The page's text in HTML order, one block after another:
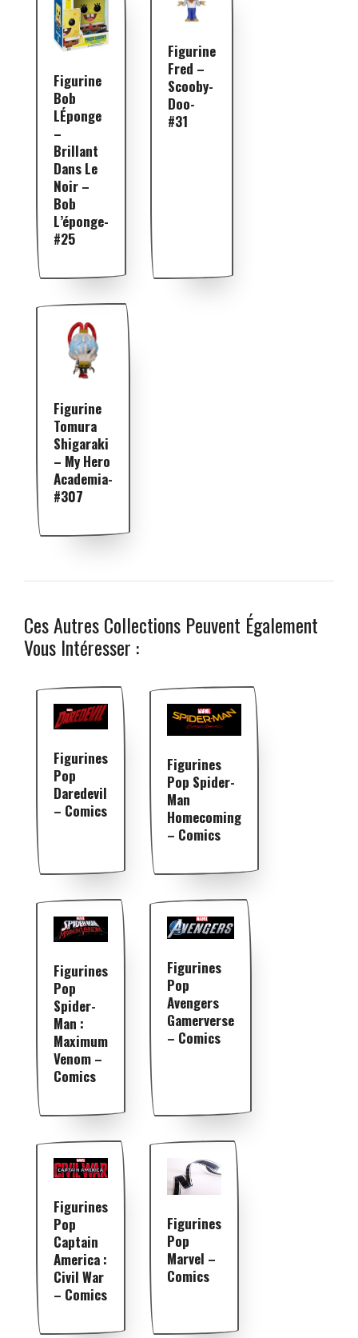
Figurine
Bob
LÉponge
–
Brillant
Dans Le
Noir –
Bob
L’éponge-
#25
Figurine
Fred –
Scooby-
Doo-
#31
Figurine
Tomura
Shigaraki
– My Hero
Academia-
#307
Ces Autres Collections Peuvent Également
Vous Intéresser :
Figurines
Pop
Daredevil
– Comics
Figurines
Pop Spider-
Man
Homecoming
– Comics
Figurines
Pop
Spider-
Man :
Maximum
Venom –
Comics
Figurines
Pop
Avengers
Gamerverse
– Comics
Figurines
Pop
Captain
America :
Civil War
– Comics
Figurines
Pop
Marvel –
Comics